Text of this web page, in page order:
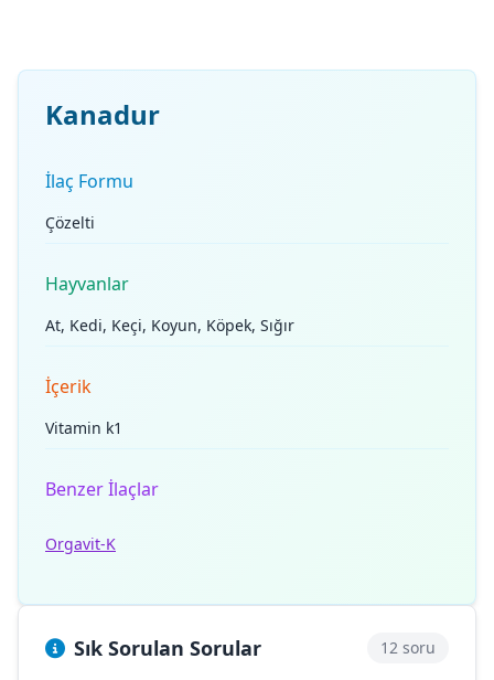
Kanadur
İlaç Formu
Çözelti
Hayvanlar
At, Kedi, Keçi, Koyun, Köpek, Sığır
İçerik
Vitamin k1
Benzer İlaçlar
Orgavit-K
Sık Sorulan Sorular 12 soru